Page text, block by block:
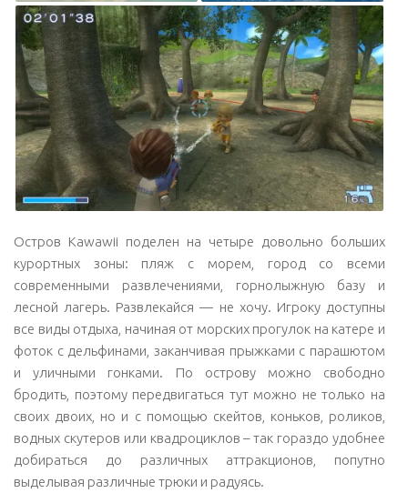
Остров Kawawii поделен на четыре довольно больших
курортных зоны: пляж с морем, город со всеми
современными развлечениями, горнолыжную базу и
лесной лагерь. Развлекайся — не хочу. Игроку доступны
все виды отдыха, начиная от морских прогулок на катере и
фоток с дельфинами, заканчивая прыжками с парашютом
и уличными гонками. По острову можно свободно
бродить, поэтому передвигаться тут можно не только на
своих двоих, но и с помощью скейтов, коньков, роликов,
водных скутеров или квадроциклов – так гораздо удобнее
добираться до различных аттракционов, попутно
выделывая различные трюки и радуясь.